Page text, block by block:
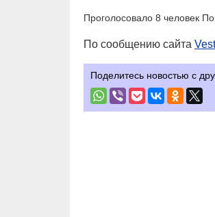
Проголосовало 8 человек
По сообщению сайта
Поделитесь новостью с